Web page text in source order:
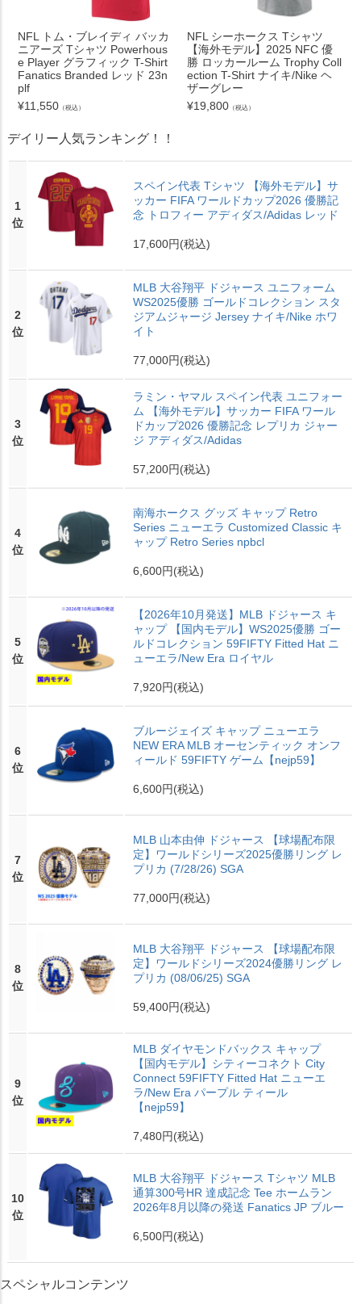
NFL トム・ブレイディ バッカ
ニアーズ Tシャツ Powerhous
e Player グラフィック T-Shirt
Fanatics Branded レッド 23n
plf
¥11,550 （税込）
NFL シーホークス Tシャツ
【海外モデル】2025 NFC 優
勝 ロッカールーム Trophy Coll
ection T-Shirt ナイキ/Nike ヘ
ザーグレー
¥19,800 （税込）
デイリー人気ランキング！！
1
位
スペイン代表 Tシャツ 【海外モデル】サ
ッカー FIFA ワールドカップ2026 優勝記
念 トロフィー アディダス/Adidas レッド
17,600円(税込)
2
位
MLB 大谷翔平 ドジャース ユニフォーム
WS2025優勝 ゴールドコレクション スタ
ジアムジャージ Jersey ナイキ/Nike ホワ
イト
77,000円(税込)
3
位
ラミン・ヤマル スペイン代表 ユニフォー
ム 【海外モデル】サッカー FIFA ワール
ドカップ2026 優勝記念 レプリカ ジャー
ジ アディダス/Adidas
57,200円(税込)
4
位
南海ホークス グッズ キャップ Retro
Series ニューエラ Customized Classic キ
ャップ Retro Series npbcl
6,600円(税込)
5
位
【2026年10月発送】MLB ドジャース キ
ャップ 【国内モデル】WS2025優勝 ゴー
ルドコレクション 59FIFTY Fitted Hat ニ
ューエラ/New Era ロイヤル
7,920円(税込)
6
位
ブルージェイズ キャップ ニューエラ
NEW ERA MLB オーセンティック オンフ
ィールド 59FIFTY ゲーム【nejp59】
6,600円(税込)
7
位
MLB 山本由伸 ドジャース 【球場配布限
定】ワールドシリーズ2025優勝リング レ
プリカ (7/28/26) SGA
77,000円(税込)
8
位
MLB 大谷翔平 ドジャース 【球場配布限
定】ワールドシリーズ2024優勝リング レ
プリカ (08/06/25) SGA
59,400円(税込)
9
位
MLB ダイヤモンドバックス キャップ
【国内モデル】シティーコネクト City
Connect 59FIFTY Fitted Hat ニューエ
ラ/New Era パープル ティール
【nejp59】
7,480円(税込)
10
位
MLB 大谷翔平 ドジャース Tシャツ MLB
通算300号HR 達成記念 Tee ホームラン
2026年8月以降の発送 Fanatics JP ブルー
6,500円(税込)
スペシャルコンテンツ